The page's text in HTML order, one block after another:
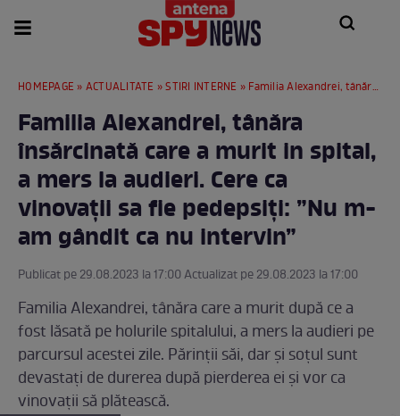
HOMEPAGE » ACTUALITATE »STIRI INTERNE » Familia Alexandrei, tânăra însărcinată care a murit in spital, a mers la audieri. Cere ca vinovații sa fie pedepsiți: ”Nu m-am gândit ca nu intervin”
Familia Alexandrei, tânăra
însărcinată care a murit in spital,
a mers la audieri. Cere ca
vinovații sa fie pedepsiți: ”Nu m-
am gândit ca nu intervin”
Publicat pe 29.08.2023 la 17:00 Actualizat pe 29.08.2023 la 17:00
Familia Alexandrei, tânăra care a murit după ce a
fost lăsată pe holurile spitalului, a mers la audieri pe
parcursul acestei zile. Părinții săi, dar și soțul sunt
devastați de durerea după pierderea ei și vor ca
vinovații să plătească.